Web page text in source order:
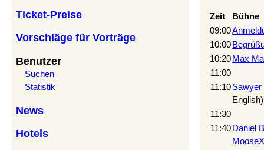
Ticket-Preise
Vorschläge für Vorträge
Benutzer
Suchen
Statistik
News
Hotels
Zeit
Bühne
09:00
10:00
10:20 Max
11:00
11:10 Sawyer
11:30
11:40 Daniel